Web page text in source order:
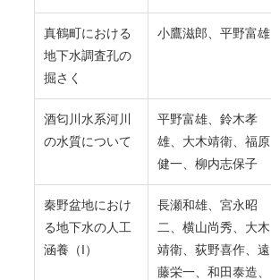
真鶴町における
地下水調査孔の
掘さく
小鷹滋郎、平野富雄
酒匂川水系河川
の水質について
平野富雄、鈴木孝
雄、大木靖衛、福原
健一、柳内志保子
秦野盆地におけ
る地下水の人工
涵養（I）
長瀬和雄、宮永昭
二、横山尚秀、大木
靖衛、荻野喜作、遠
藤栄一、和田泰造、